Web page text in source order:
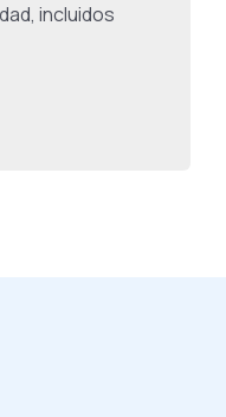
incluidos